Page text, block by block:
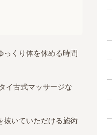
っくり体を休める時間
イ古式マッサージな
抜いていただける施術